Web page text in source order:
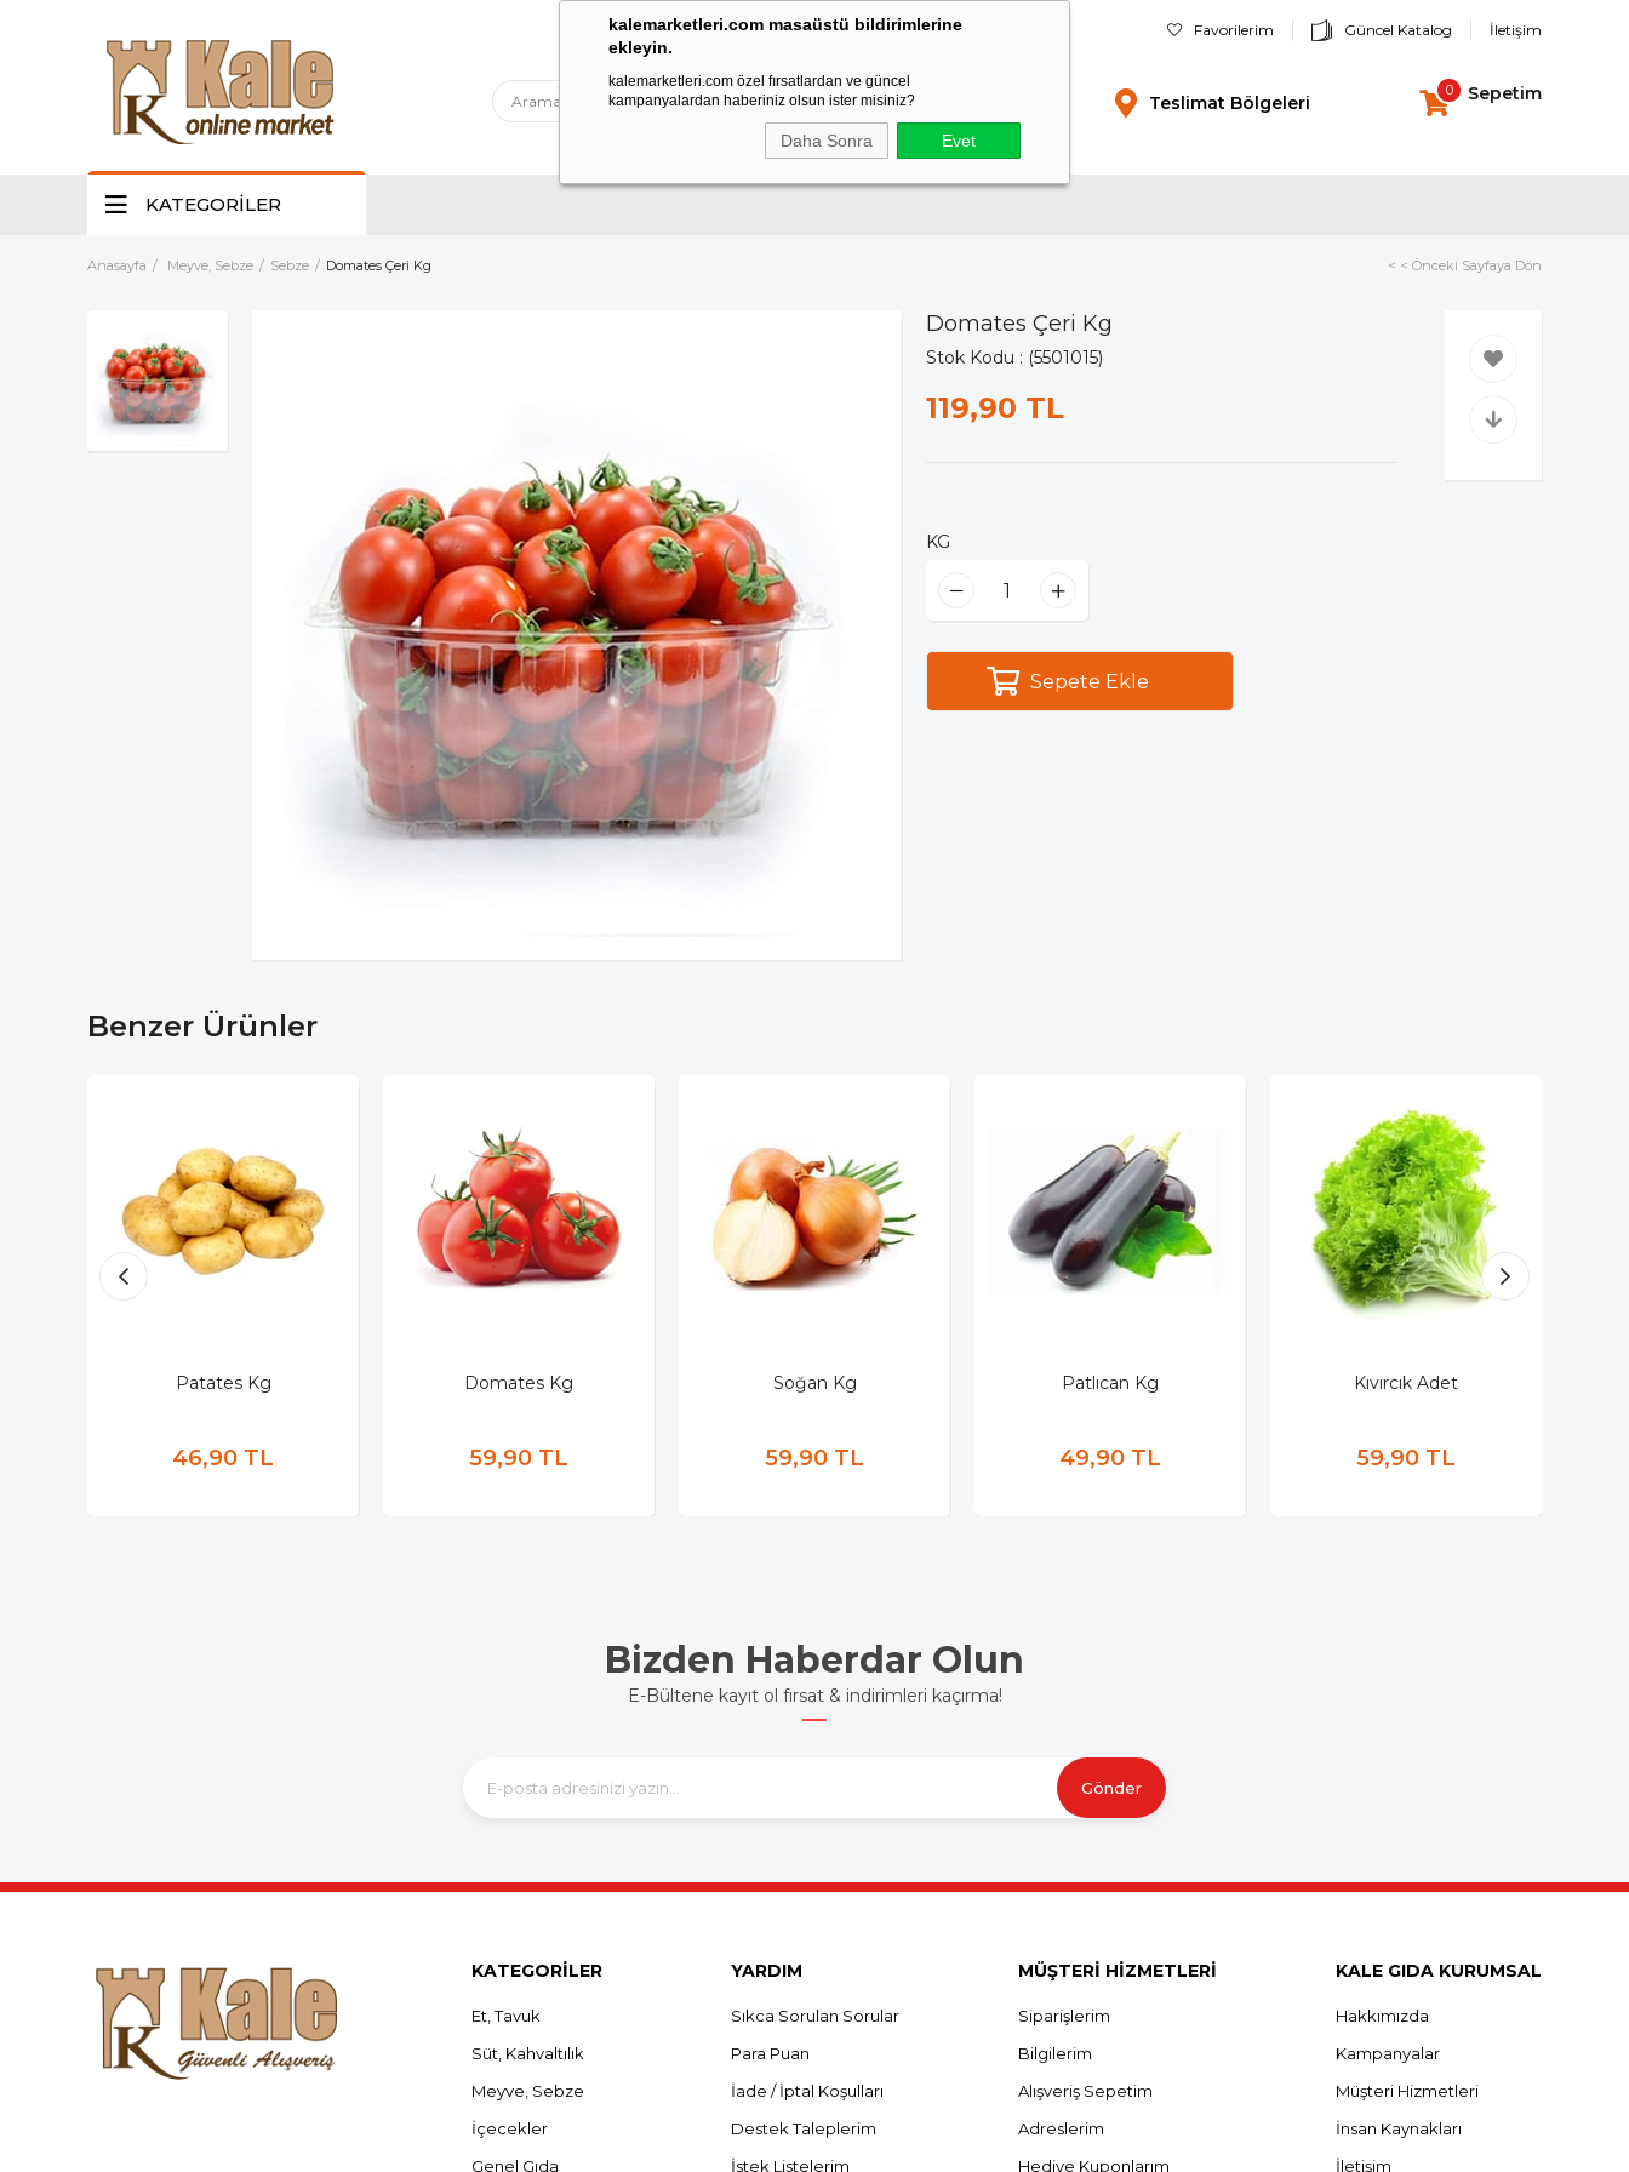
kalemarketleri.com masaüstü bildirimlerine
ekleyin.
kalemarketleri.com özel fırsatlardan ve güncel
kampanyalardan haberiniz olsun ister misiniz?
Daha Sonra Evet
Favorilerim Güncel Katalog İletişim
Sepetim
0
Teslimat Bölgeleri
KATEGORİLER
Anasayfa Meyve, Sebze Sebze Domates Çeri Kg < < Önceki Sayfaya Dön
Domates Çeri Kg
Stok Kodu (5501015)
119,90 TL
KG
Benzer Ürünler
Patates Kg
46,90 TL
Domates Kg
59,90 TL
Soğan Kg
59,90 TL
Patlıcan Kg
49,90 TL
Kıvırcık Adet
59,90 TL
Bizden Haberdar Olun
E-Bültene kayıt ol fırsat & indirimleri kaçırma!
Gönder
KATEGORİLER
Et, Tavuk
Süt, Kahvaltılık
Meyve, Sebze
İçecekler
Genel Gıda
YARDIM
Sıkca Sorulan Sorular
Para Puan
İade / İptal Koşulları
Destek Taleplerim
İstek Listelerim
MÜŞTERİ HİZMETLERİ
Siparişlerim
Bilgilerim
Alışveriş Sepetim
Adreslerim
Hediye Kuponlarım
KALE GIDA KURUMSAL
Hakkımızda
Kampanyalar
Müşteri Hizmetleri
İnsan Kaynakları
İletişim